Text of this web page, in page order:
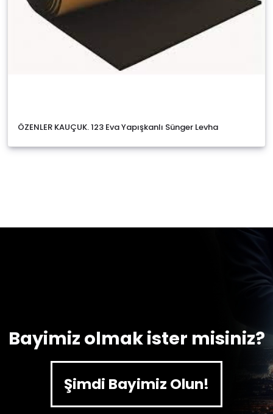
ÖZENLER KAUÇUK. 123 Eva Yapışkanlı Sünger Levha
Bayimiz olmak ister misiniz?
Şimdi Bayimiz Olun!